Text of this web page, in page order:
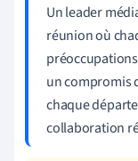
Un leader
réunion où
un compromis
chaque
collaboration